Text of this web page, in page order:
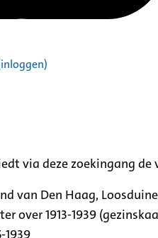
via deze zoekingang
van Den Haag,
over 1913-1939
1939